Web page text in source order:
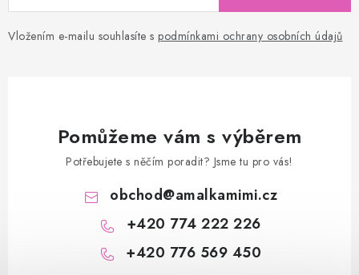
Vložením e-mailu souhlasíte s podmínkami ochrany osobních údajů
Pomůžeme vám s výběrem
Potřebujete s něčím poradit? Jsme tu pro vás!
obchod@amalkamimi.cz
+420 774 222 226
+420 776 569 450